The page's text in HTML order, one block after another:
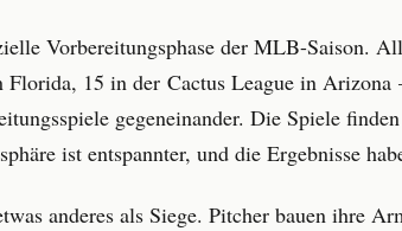
Vorbereitungsphase der MLB-Saison.
15 in der Cactus League in
gegeneinander. Die Spiele
ist entspannter, und die Ergebnisse
anderes als Siege. Pitcher bauen ihre